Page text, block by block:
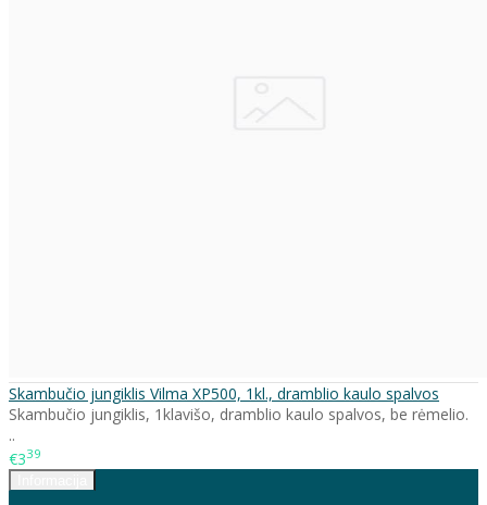
Skambučio jungiklis Vilma XP500, 1kl., dramblio kaulo spalvos
Skambučio jungiklis, 1klavišo, dramblio kaulo spalvos, be rėmelio.
..
€339